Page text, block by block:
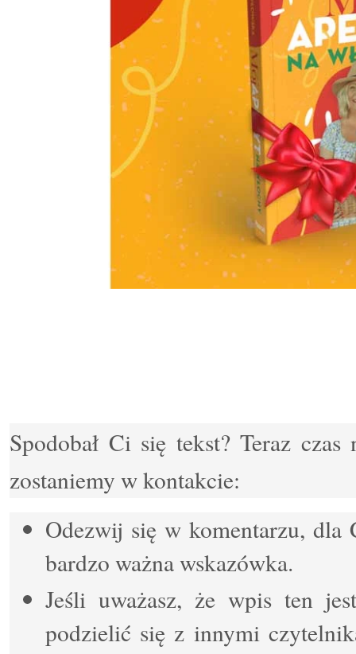
Spodobał Ci się tekst? Teraz
zostaniemy w kontakcie:
Odezwij się w komentarzu,
bardzo ważna wskazówka.
Jeśli uważasz, że wpis ten
podzielić się z innymi